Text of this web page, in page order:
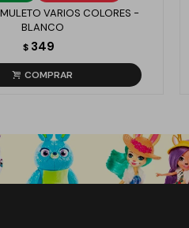
VARIOS COLORES -
BLANCO
$ 349